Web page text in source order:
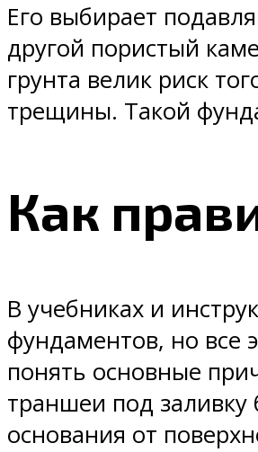
Его выбирает
другой пористый
грунта велик риск
трещины. Такой
Как
В учебниках и
фундаментов, но все
понять основные
траншеи под заливку
основания от